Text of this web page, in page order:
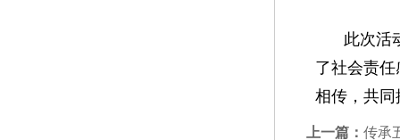
此次活
了社会责
相传，共
上一篇：传承